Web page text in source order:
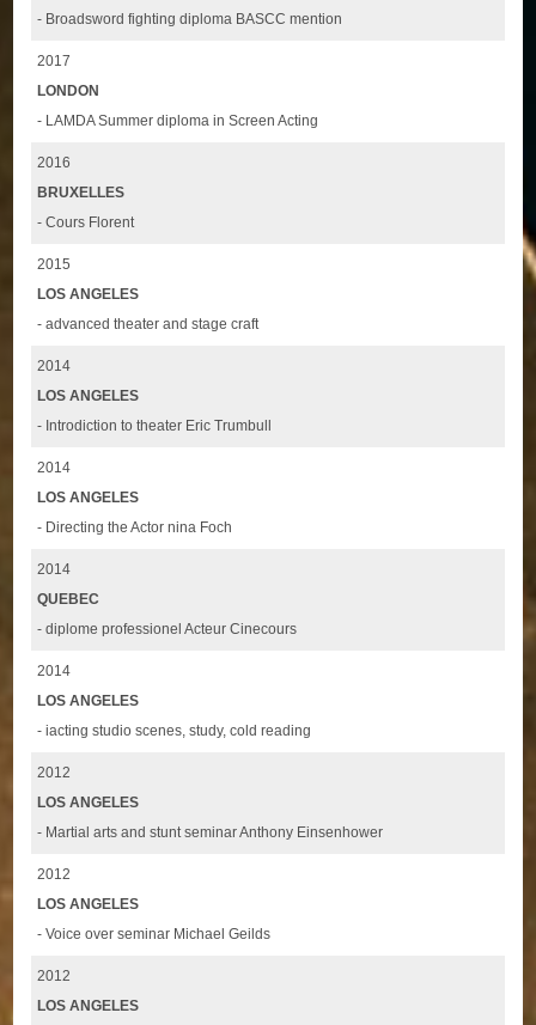
- Broadsword fighting diploma BASCC mention
2017
LONDON
- LAMDA Summer diploma in Screen Acting
2016
BRUXELLES
- Cours Florent
2015
LOS ANGELES
- advanced theater and stage craft
2014
LOS ANGELES
- Introdiction to theater Eric Trumbull
2014
LOS ANGELES
- Directing the Actor nina Foch
2014
QUEBEC
- diplome professionel Acteur Cinecours
2014
LOS ANGELES
- iacting studio scenes, study, cold reading
2012
LOS ANGELES
- Martial arts and stunt seminar Anthony Einsenhower
2012
LOS ANGELES
- Voice over seminar Michael Geilds
2012
LOS ANGELES